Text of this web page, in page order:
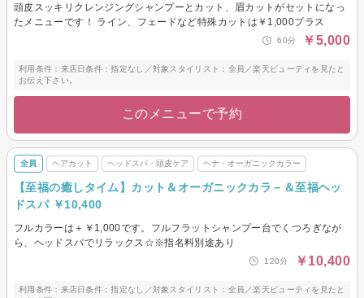
頭皮スッキリクレンジングシャンプーとカット、眉カットがセットになっ
たメニューです！ ライン、フェードなど特殊カットは￥1,000プラス
60分 ￥5,000
利用条件：来店日条件：指定なし／対象スタイリスト：全員／楽天ビューティを見たと
お伝え下さい。
このメニューで予約
全員 ヘアカット ヘッドスパ・頭皮ケア ヘナ・オーガニックカラー
【至福の癒しタイム】カット＆オーガニックカラ－＆至福ヘッ
ドスパ ￥10,400
フルカラーは＋￥1,000です。フルフラットシャンプー台でくつろぎなが
ら、ヘッドスパでリラックス☆※指名料別途あり
120分 ￥10,400
利用条件：来店日条件：指定なし／対象スタイリスト：全員／楽天ビューティを見たと